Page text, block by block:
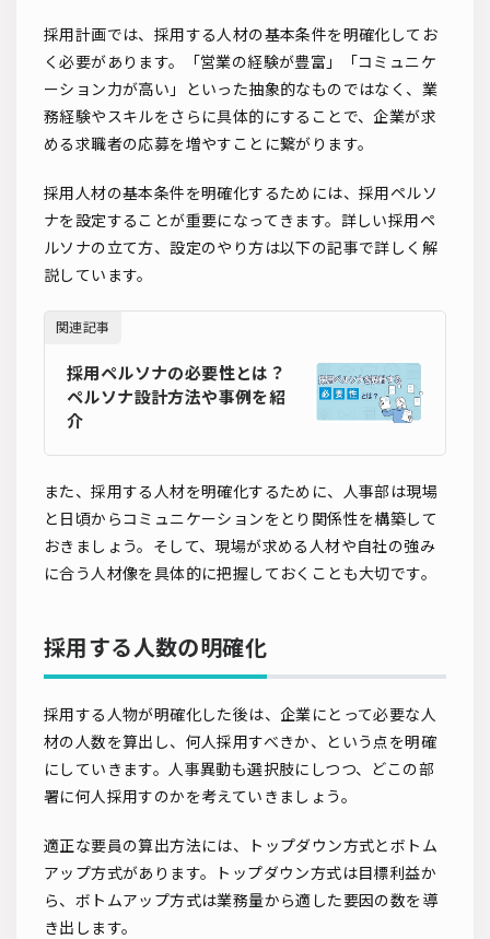
採用計画では、採用する人材の基本条件を明確化してお
く必要があります。「営業の経験が豊富」「コミュニケ
ーション力が高い」といった抽象的なものではなく、業
務経験やスキルをさらに具体的にすることで、企業が求
める求職者の応募を増やすことに繋がります。
採用人材の基本条件を明確化するためには、採用ペルソ
ナを設定することが重要になってきます。詳しい採用ペ
ルソナの立て方、設定のやり方は以下の記事で詳しく解
説しています。
関連記事
採用ペルソナの必要性とは？
ペルソナ設計方法や事例を紹
介
また、採用する人材を明確化するために、人事部は現場
と日頃からコミュニケーションをとり関係性を構築して
おきましょう。そして、現場が求める人材や自社の強み
に合う人材像を具体的に把握しておくことも大切です。
採用する人数の明確化
採用する人物が明確化した後は、企業にとって必要な人
材の人数を算出し、何人採用すべきか、という点を明確
にしていきます。人事異動も選択肢にしつつ、どこの部
署に何人採用すのかを考えていきましょう。
適正な要員の算出方法には、トップダウン方式とボトム
アップ方式があります。トップダウン方式は目標利益か
ら、ボトムアップ方式は業務量から適した要因の数を導
き出します。